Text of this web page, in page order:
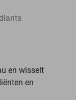
en wisselt
en